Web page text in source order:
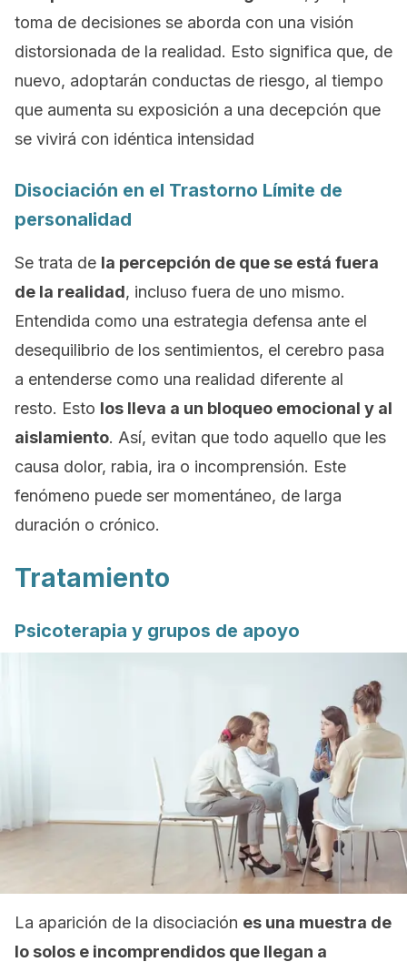
toma de decisiones se aborda con una visión
distorsionada de la realidad. Esto significa que, de
nuevo, adoptarán conductas de riesgo, al tiempo
que aumenta su exposición a una decepción que
se vivirá con idéntica intensidad
Disociación en el Trastorno Límite de
personalidad
Se trata de la percepción de que se está fuera
de la realidad, incluso fuera de uno mismo.
Entendida como una estrategia defensa ante el
desequilibrio de los sentimientos, el cerebro pasa
a entenderse como una realidad diferente al
resto. Esto los lleva a un bloqueo emocional y al
aislamiento. Así, evitan que todo aquello que les
causa dolor, rabia, ira o incomprensión. Este
fenómeno puede ser momentáneo, de larga
duración o crónico.
Tratamiento
Psicoterapia y grupos de apoyo
La aparición de la disociación es una muestra de
lo solos e incomprendidos que llegan a